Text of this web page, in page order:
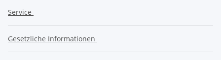
Service
Gesetzliche Informationen